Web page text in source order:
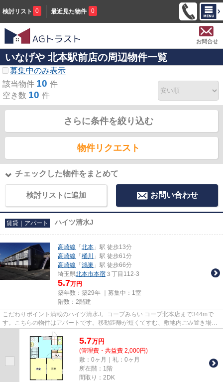
検討リスト 0 最近見た物件 0
お問合せ
いなげや 北本駅前店の周辺物件一覧
募集中のみ表示
該当物件 10 件
空き数 10 件
さらに条件を絞り込む
物件リクエスト
チェックした物件をまとめて
検討リストに追加 お問い合わせ
賃貸｜アパート ハイツ清水J
高崎線 「 北本 」駅 徒歩13分
高崎線 「 桶川
」駅 徒歩61分
高崎線 「 鴻巣 」駅 徒歩66分
埼玉県北本市本宿 ３丁目112-3
5.7万円
築年数：築29年 ｜募集中： 1室
階数：2階建
こだわりポイント満載のハイツ清水J。コープみらい コープ北本店まで344mで
す。こちらの物件はアパートです。移動距離が短くてすむ、敷地内ごみ置き場で
す。当社スタッフが地域の賃貸...
5.7万円
(管理費・共益費 2,000円)
敷：0ヶ月｜礼：0ヶ月
所在階：1階
間取り：2DK